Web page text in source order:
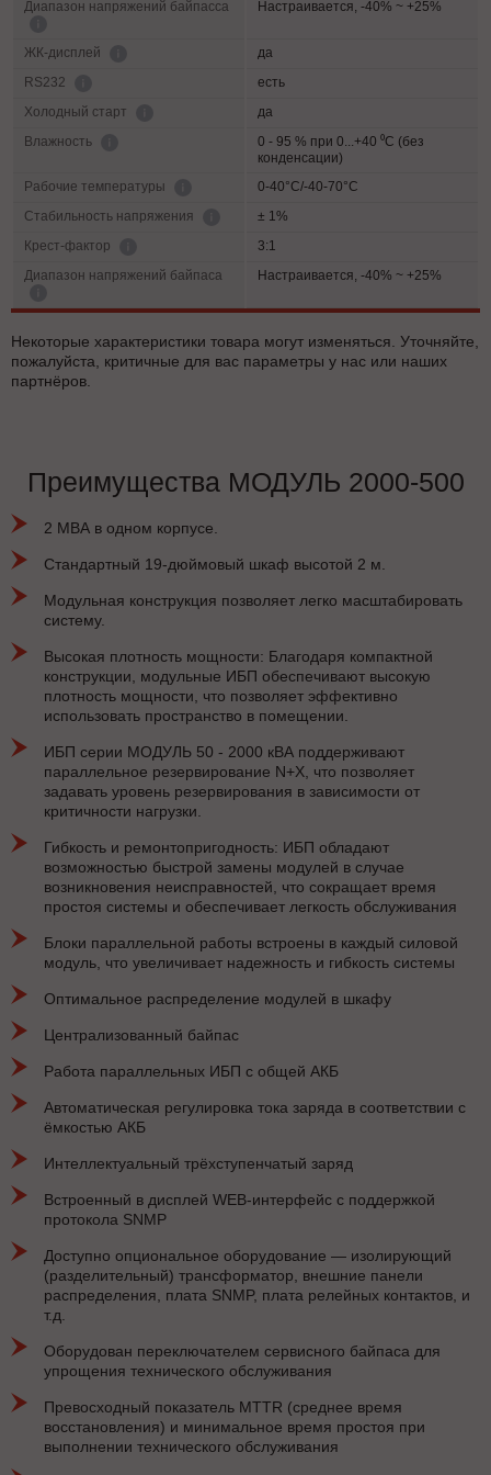
Диапазон напряжений байпасса Настраивается, -40% ~ +25%
ЖК-дисплей
да
RS232
есть
Холодный старт
да
Влажность
0 - 95 % при 0...+40 ⁰С (без
конденсации)
Рабочие температуры
0-40°C/-40-70°C
Cтабильность напряжения
± 1%
Крест-фактор
3:1
Диапазон напряжений байпаса
Настраивается, -40% ~ +25%
Некоторые характеристики товара могут изменяться. Уточняйте,
пожалуйста, критичные для вас параметры у нас или наших
партнёров.
Преимущества МОДУЛЬ 2000-500
2 МВА в одном корпусе.
Стандартный 19-дюймовый шкаф высотой 2 м.
Модульная конструкция позволяет легко масштабировать
систему.
Высокая плотность мощности: Благодаря компактной
конструкции, модульные ИБП обеспечивают высокую
плотность мощности, что позволяет эффективно
использовать пространство в помещении.
ИБП серии МОДУЛЬ 50 - 2000 кВА поддерживают
параллельное резервирование N+X, что позволяет
задавать уровень резервирования в зависимости от
критичности нагрузки.
Гибкость и ремонтопригодность: ИБП обладают
возможностью быстрой замены модулей в случае
возникновения неисправностей, что сокращает время
простоя системы и обеспечивает легкость обслуживания
Блоки параллельной работы встроены в каждый силовой
модуль, что увеличивает надежность и гибкость системы
Оптимальное распределение модулей в шкафу
Централизованный байпас
Работа параллельных ИБП с общей АКБ
Автоматическая регулировка тока заряда в соответствии с
ёмкостью АКБ
Интеллектуальный трёхступенчатый заряд
Встроенный в дисплей WEB-интерфейс с поддержкой
протокола SNMP
Доступно опциональное оборудование — изолирующий
(разделительный) трансформатор, внешние панели
распределения, плата SNMP, плата релейных контактов, и
т.д.
Оборудован переключателем сервисного байпаса для
упрощения технического обслуживания
Превосходный показатель MTTR (среднее время
восстановления) и минимальное время простоя при
выполнении технического обслуживания